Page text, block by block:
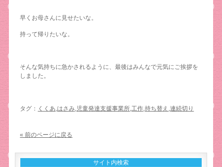
早くお母さんに見せたいな。
持って帰りたいな。
そんな気持ちに急かされるように、最後はみんなで元気にご挨拶を
しました。
タグ： くくあ,はさみ,児童発達支援事業所,工作,持ち替え ,連続切り
« 前のページに戻る
サイト内検索